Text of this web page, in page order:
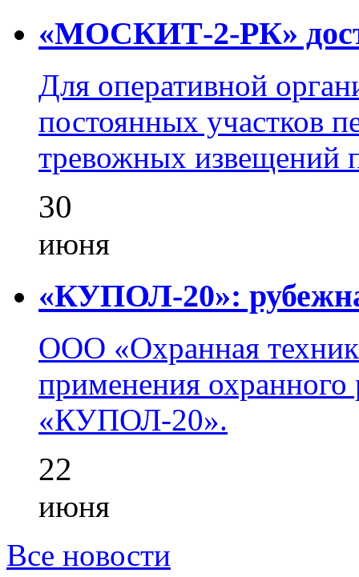
«МОСКИТ-2-РК»
Для оперативной
постоянных участков
тревожных извещений
30
июня
«КУПОЛ-20»:
ООО «Охранная
применения охранного
«КУПОЛ-20».
22
июня
Все новости